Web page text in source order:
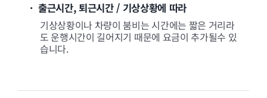
· 출근시간, 퇴근시간 / 기상상황에 따라
기상상황이나 차량이 붐비는 시간에는 짧은 거리라
도 운행시간이 길어지기 때문에 요금이 추가될수 있
습니다.